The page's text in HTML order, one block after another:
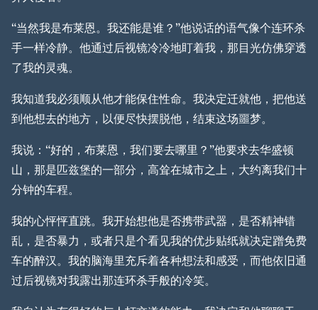
“当然我是布莱恩。我还能是谁？”他说话的语气像个连环杀
手一样冷静。他通过后视镜冷冷地盯着我，那目光仿佛穿透
了我的灵魂。
我知道我必须顺从他才能保住性命。我决定迁就他，把他送
到他想去的地方，以便尽快摆脱他，结束这场噩梦。
我说：“好的，布莱恩，我们要去哪里？”他要求去华盛顿
山，那是匹兹堡的一部分，高耸在城市之上，大约离我们十
分钟的车程。
我的心怦怦直跳。我开始想他是否携带武器，是否精神错
乱，是否暴力，或者只是个看见我的优步贴纸就决定蹭免费
车的醉汉。我的脑海里充斥着各种想法和感受，而他依旧通
过后视镜对我露出那连环杀手般的冷笑。